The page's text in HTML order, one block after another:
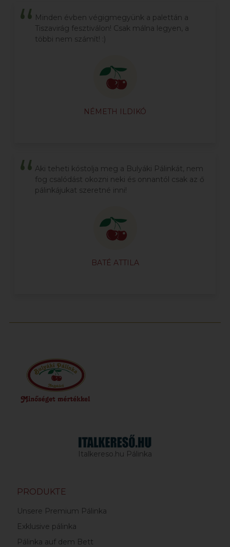
Minden évben végigmegyünk a palettán a
Tiszavirág fesztiválon! Csak málna legyen, a
többi nem számít! :)
NÉMETH ILDIKÓ
Aki teheti kóstolja meg a Bulyáki Pálinkát, nem
fog csalódást okozni neki és onnantól csak az ő
pálinkájukat szeretné inni!
BATÉ ATTILA
Italkereso.hu Pálinka
PRODUKTE
Unsere Premium Pálinka
Exklusive pálinka
Pálinka auf dem Bett